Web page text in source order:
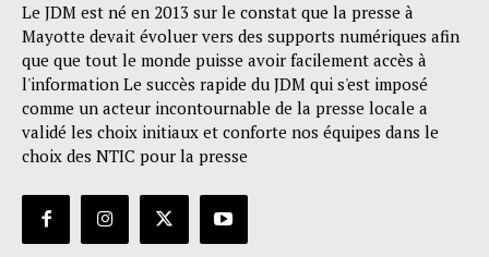
Le JDM est né en 2013 sur le constat que la presse à
Mayotte devait évoluer vers des supports numériques afin
que que tout le monde puisse avoir facilement accès à
l'information Le succès rapide du JDM qui s'est imposé
comme un acteur incontournable de la presse locale a
validé les choix initiaux et conforte nos équipes dans le
choix des NTIC pour la presse